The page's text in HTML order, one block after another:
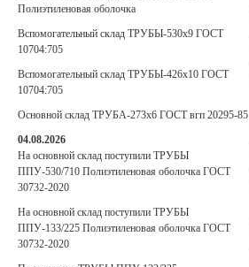
Полиэтиленовая оболочка
Вспомогательный склад ТРУБЫ-530х9 ГОСТ
10704:705
Вспомогательный склад ТРУБЫ-426х10 ГОСТ
10704:705
Основной склад ТРУБА-273х6 ГОСТ вгп 20295-85
04.08.2026
На основной склад поступили ТРУБЫ
ППУ-530/710 Полиэтиленовая оболочка ГОСТ
30732-2020
На основной склад поступили ТРУБЫ
ППУ-133/225 Полиэтиленовая оболочка ГОСТ
30732-2020